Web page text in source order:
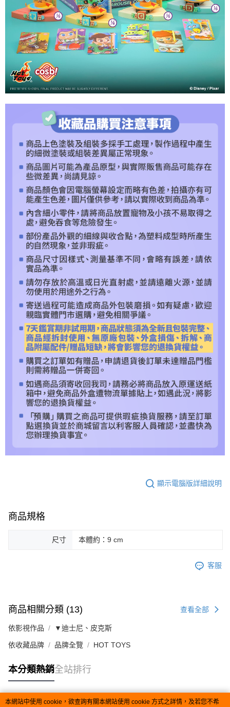
顯示電腦版詳細說明
商品規格
尺寸 本體約：9 cm
客服
商品相關分類 (13) 查看全部
依影視作品 ▼迪士尼、皮克斯
依收藏品牌 品牌全覽 HOT TOYS
本分類熱銷全站排行
本網站中使用 cookie，欲查詢有關本網站使用 cookie 方式之詳情，及若您不希